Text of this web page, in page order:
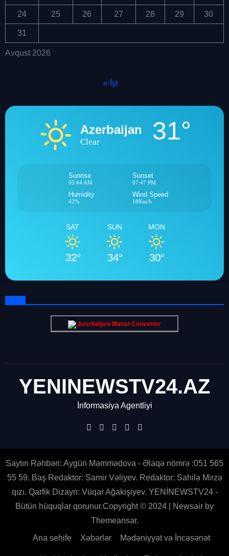
Avqust 2026
24 25 26 27 28 29 30
31
« İyl
Azerbaijan
Clear 31°
Sunrise
05:44 AM
Sunset
07:47 PM
Humidity
42%
Wind Speed
18Km/h
SAT
32°
SUN
34°
MON
30°
Azerbaijani Manat Converter
YENINEWSTV24.AZ
İnformasiya Agentliyi
Saytın Rəhbəri: Aygün Məmmədova - Əlaqə nömrə :051 565
55 59. Baş Redaktor: Samir Vəliyev. Redaktor: Sahilə Mirzə
qızı. Qarfik Dizayn: Vüqar Ağakişiyev. YENİNEWSTV24 -
Bütün hüquqlar qorunur.Copyright © 2024
Newsair by
Themeansar.
Ana sehife Xəbərlər Mədəniyyət və İncəsənət